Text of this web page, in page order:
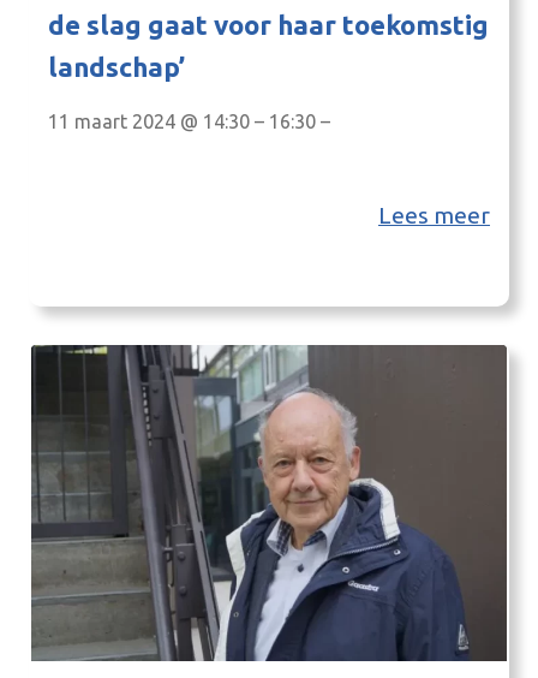
de slag gaat voor haar toekomstig
landschap’
11 maart 2024 @ 14:30 – 16:30 –
Lees meer